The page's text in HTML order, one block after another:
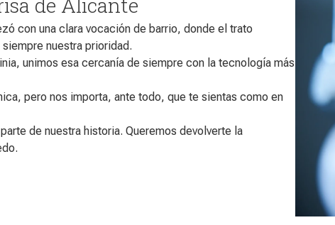
de Alicante
con una clara vocación de barrio, donde el trato
nuestra prioridad.
unimos esa cercanía de siempre con la tecnología más
pero nos importa, ante todo, que te sientas como en
de nuestra historia. Queremos devolverte la